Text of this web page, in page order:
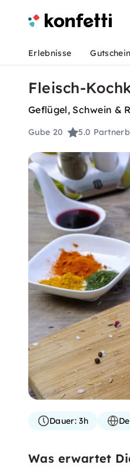
Erlebnisse
Fleisch-
Geflügel, Schwein &
Gube 20 5.0
Dauer:3h
Was erwartet